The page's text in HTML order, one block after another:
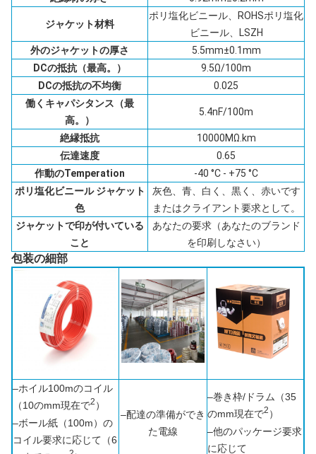
ジャケット材料
ポリ塩化ビニール、ROHSポリ塩化
ビニール、LSZH
外のジャケットの厚さ
5.5mm±0.1mm
DCの抵抗（最高。）
9.5Ω/100m
DCの抵抗の不均衡
0.025
働くキャパシタンス（最
高。）
5.4nF/100m
絶縁抵抗
10000MΩ.km
伝達速度
0.65
作動のTemperation
-40 °C - +75 °C
ポリ塩化ビニール ジャケット
色
灰色、青、白く、黒く、赤いです
またはクライアント要求として。
ジャケットで印が付いている
こと
あなたの要求（あなたのブランド
を印刷しなさい）
包装の細部
–ホイル100mのコイル
（10のmm現在で2 ）
–ボール紙（100m）の
コイル要求に応じて（6
–配達の準備ができ
た電線
–巻き枠/ドラム（35
のmm現在で2 ）
–他のパッケージ要求
に応じて